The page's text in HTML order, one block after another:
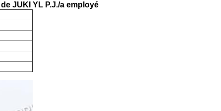
JUKI YL P.J./a employé